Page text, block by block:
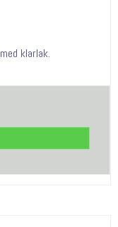
klarlak.